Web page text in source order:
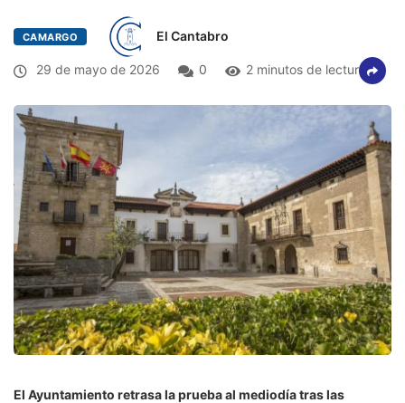
CAMARGO El Cantabro
29 de mayo de 2026 0 2 minutos de lectura
El Ayuntamiento retrasa la prueba al mediodía tras las